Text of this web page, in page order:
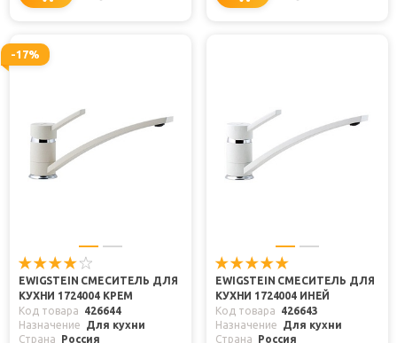
-17%
EWIGSTEIN СМЕСИТЕЛЬ ДЛЯ
КУХНИ 1724004 КРЕМ
Код товара
426644
Назначение
Для кухни
Страна
Россия
EWIGSTEIN СМЕСИТЕЛЬ ДЛЯ
КУХНИ 1724004 ИНЕЙ
Код товара
426643
Назначение
Для кухни
Страна
Россия